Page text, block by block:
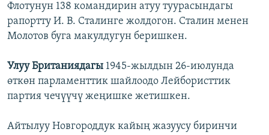
Флотунун 138 командирин атуу туурасындагы
рапортту И. В. Сталинге жолдогон. Сталин менен
Молотов буга макулдугун беришкен.
Улуу Британиядагы 1945-жылдын 26-июлунда
өткөн парламенттик шайлоодо Лейбористтик
партия чечүүчү жеңишке жетишкен.
Айтылуу Новгороддук кайың жазуусу биринчи